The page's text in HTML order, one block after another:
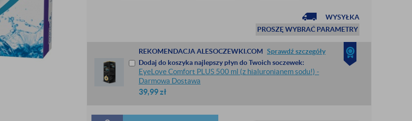
WYSYŁKA
PROSZĘ WYBRAĆ PARAMETRY
REKOMENDACJA ALESOCZEWKI.COM Sprawdź szczegóły
Dodaj do koszyka najlepszy płyn do Twoich soczewek:
EyeLove Comfort PLUS 500 ml (z hialuronianem sodu!) -
Darmowa Dostawa
39,99zł